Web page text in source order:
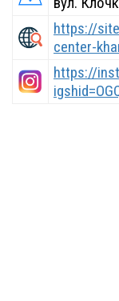
https://
center-
https://